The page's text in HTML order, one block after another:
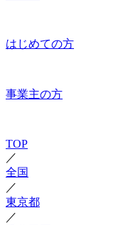
はじめての方
事業主の方
TOP
／
全国
／
東京都
／